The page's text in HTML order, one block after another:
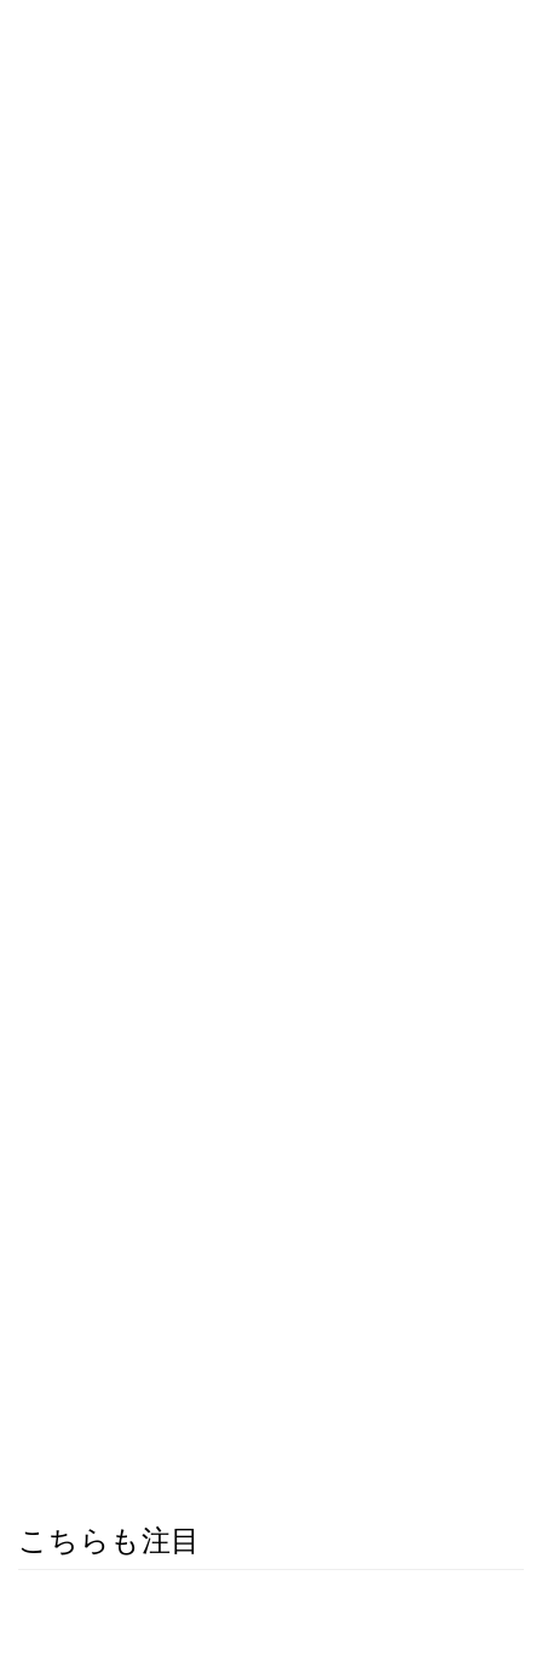
こちらも注目